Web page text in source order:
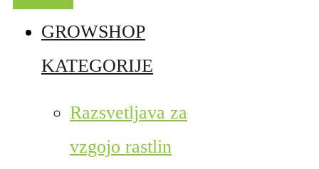
GROWSHOP
KATEGORIJE
Razsvetljava za
vzgojo rastlin